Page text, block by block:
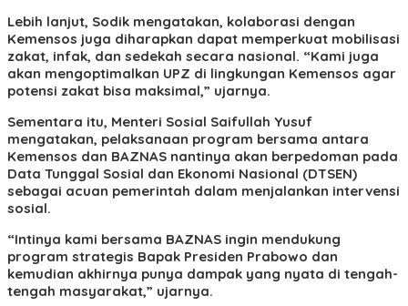
Lebih lanjut, Sodik mengatakan, kolaborasi dengan
Kemensos juga diharapkan dapat memperkuat mobilisasi
zakat, infak, dan sedekah secara nasional. “Kami juga
akan mengoptimalkan UPZ di lingkungan Kemensos agar
potensi zakat bisa maksimal,” ujarnya.
Sementara itu, Menteri Sosial Saifullah Yusuf
mengatakan, pelaksanaan program bersama antara
Kemensos dan BAZNAS nantinya akan berpedoman pada
Data Tunggal Sosial dan Ekonomi Nasional (DTSEN)
sebagai acuan pemerintah dalam menjalankan intervensi
sosial.
“Intinya kami bersama BAZNAS ingin mendukung
program strategis Bapak Presiden Prabowo dan
kemudian akhirnya punya dampak yang nyata di tengah-
tengah masyarakat,” ujarnya.